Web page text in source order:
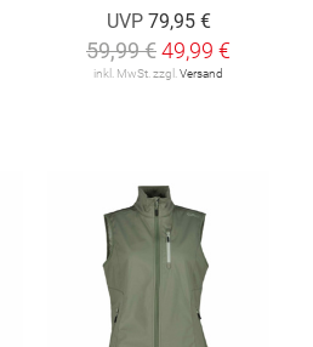
UVP 79,95 €
59,99 €49,99 €
inkl. MwSt. zzgl. Versand